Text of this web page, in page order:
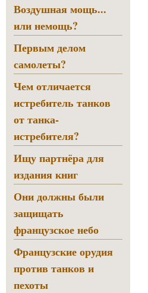
Воздушная мощь...
или немощь?
Первым делом
самолеты?
Чем отличается
истребитель танков
от танка-
истребителя?
Ищу партнёра для
издания книг
Они должны были
защищать
французское небо
Французские орудия
против танков и
пехоты